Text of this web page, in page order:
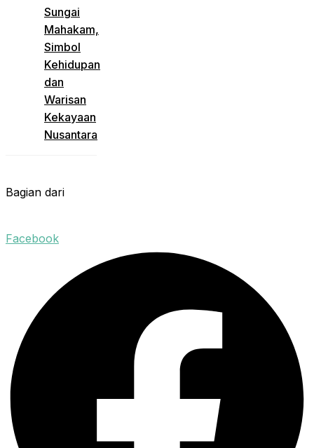
Sungai
Mahakam,
Simbol
Kehidupan
dan
Warisan
Kekayaan
Nusantara
Bagian dari
Facebook